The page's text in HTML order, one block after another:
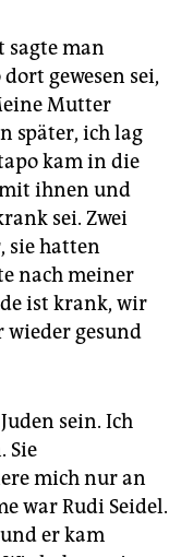
sagte man
gewesen sei,
Mutter
später, ich lag
kam in die
ihnen und
sei. Zwei
sie hatten
nach meiner
ist krank, wir
gesund
sein. Ich
Sie
mich nur an
war Rudi Seidel.
er kam